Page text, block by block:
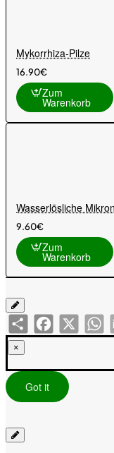
Mykorrhiza-Pilze
16.90€
Zum
Warenkorb
Wasserlösliche
9.60€
Zum
Warenkorb
ShareFacebook
X
×
Got it